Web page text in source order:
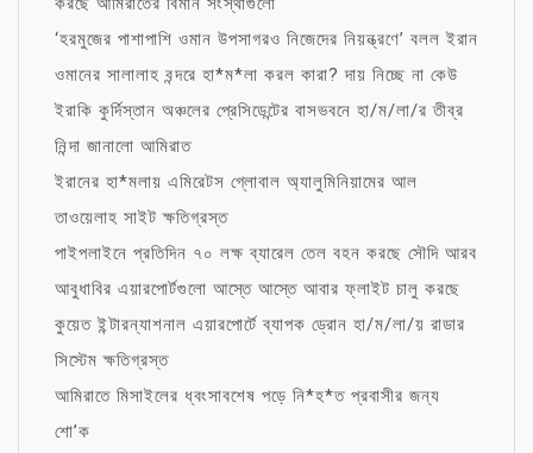
‘হরমুজের পাশাপাশি ওমান উপসাগরও নিজেদের নিয়ন্ত্রণে’ বলল ইরান
ওমানের সালালাহ বন্দরে হা*ম*লা করল কারা? দায় নিচ্ছে না কেউ
ইরাকি কুর্দিস্তান অঞ্চলের প্রেসিডেন্টের বাসভবনে হা/ম/লা/র তীব্র
নিন্দা জানালো আমিরাত
ইরানের হা*মলায় এমিরেটস গ্লোবাল অ্যালুমিনিয়ামের আল
তাওয়েলাহ সাইট ক্ষতিগ্রস্ত
পাইপলাইনে প্রতিদিন ৭০ লক্ষ ব্যারেল তেল বহন করছে সৌদি আরব
আবুধাবির এয়ারপোর্টগুলো আস্তে আস্তে আবার ফ্লাইট চালু করছে
কুয়েত ইন্টারন্যাশনাল এয়ারপোর্টে ব্যাপক ড্রোন হা/ম/লা/য় রাডার
সিস্টেম ক্ষতিগ্রস্ত
আমিরাতে মিসাইলের ধ্বংসাবশেষ পড়ে নি*হ*ত প্রবাসীর জন্য
শো’ক